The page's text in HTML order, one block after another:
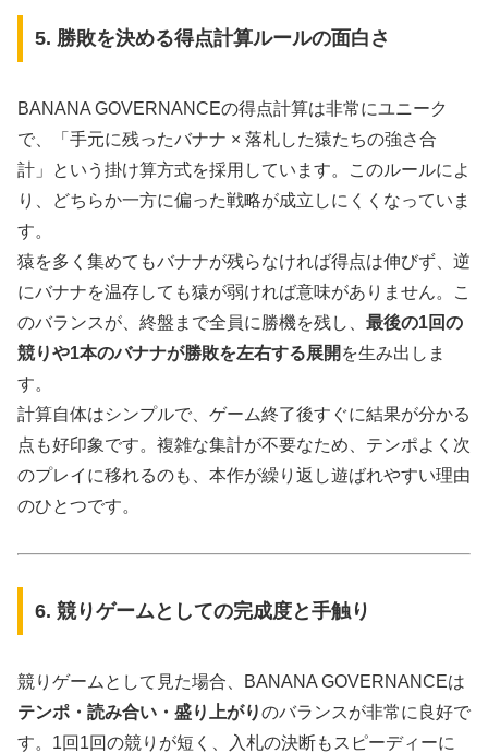
5. 勝敗を決める得点計算ルールの面白さ
BANANA GOVERNANCEの得点計算は非常にユニーク
で、「手元に残ったバナナ × 落札した猿たちの強さ合
計」という掛け算方式を採用しています。このルールによ
り、どちらか一方に偏った戦略が成立しにくくなっていま
す。
猿を多く集めてもバナナが残らなければ得点は伸びず、逆
にバナナを温存しても猿が弱ければ意味がありません。こ
のバランスが、終盤まで全員に勝機を残し、 最後の1回の
競りや1本のバナナが勝敗を左右する展開 を生み出しま
す。
計算自体はシンプルで、ゲーム終了後すぐに結果が分かる
点も好印象です。複雑な集計が不要なため、テンポよく次
のプレイに移れるのも、本作が繰り返し遊ばれやすい理由
のひとつです。
6. 競りゲームとしての完成度と手触り
競りゲームとして見た場合、BANANA GOVERNANCEは
テンポ・読み合い・盛り上がりのバランスが非常に良好で
す。1回1回の競りが短く、入札の決断もスピーディーに